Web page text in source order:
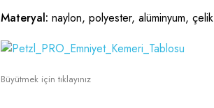
Materyal:naylon, polyester, alüminyum, çelik
Büyütmek için tıklayınız